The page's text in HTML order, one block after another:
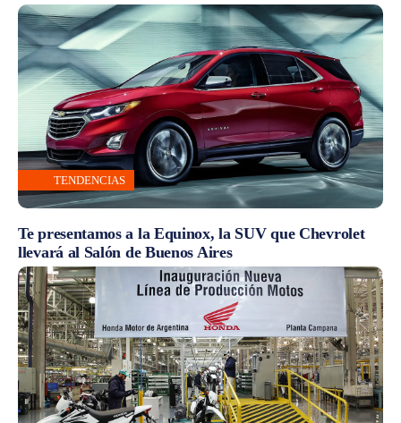
TENDENCIAS
Te presentamos a la Equinox, la SUV que Chevrolet
llevará al Salón de Buenos Aires